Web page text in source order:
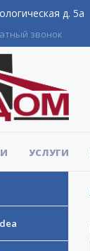
д. 5а
звонок
УСЛУГИ